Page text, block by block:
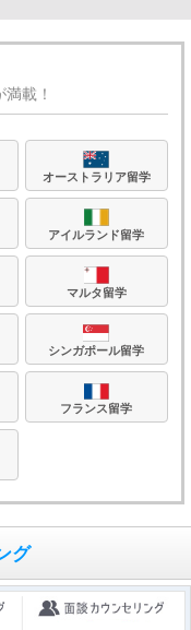
載！
オーストラリア留学
アイルランド留学
マルタ留学
シンガポール留学
フランス留学
グ